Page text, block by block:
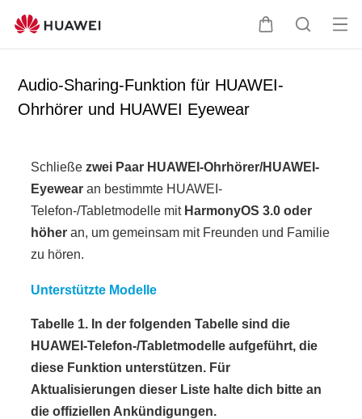
W
e
r
S
Me
Audio-Sharing-Funktion für HUAWEI-
Ohrhörer und HUAWEI Eyewear
Schließezwei Paar HUAWEI-Ohrhörer/HUAWEI-
Eyewear an bestimmte HUAWEI-
Telefon-/Tabletmodelle mit HarmonyOS 3.0 oder
höher an, um gemeinsam mit Freunden und Familie
zu hören.
Unterstützte Modelle
Tabelle 1. In der folgenden Tabelle sind die
HUAWEI-Telefon-/Tabletmodelle aufgeführt, die
diese Funktion unterstützen. Für
Aktualisierungen dieser Liste halte dich bitte an
die offiziellen Ankündigungen.